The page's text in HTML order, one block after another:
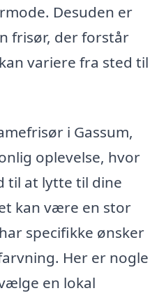
Desuden er
frisør, der forstår
variere fra sted til
i Gassum,
oplevelse, hvor
til at lytte til dine
kan være en stor
specifikke ønsker
Her er nogle
en lokal